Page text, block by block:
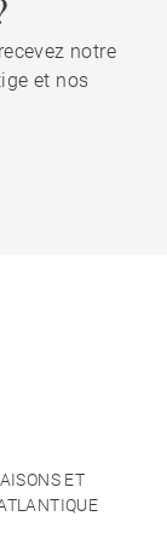
notre
et nos
ET